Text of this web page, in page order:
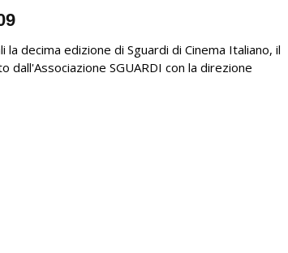
la decima edizione di Sguardi di Cinema Italiano, il
dall'Associazione SGUARDI con la direzione